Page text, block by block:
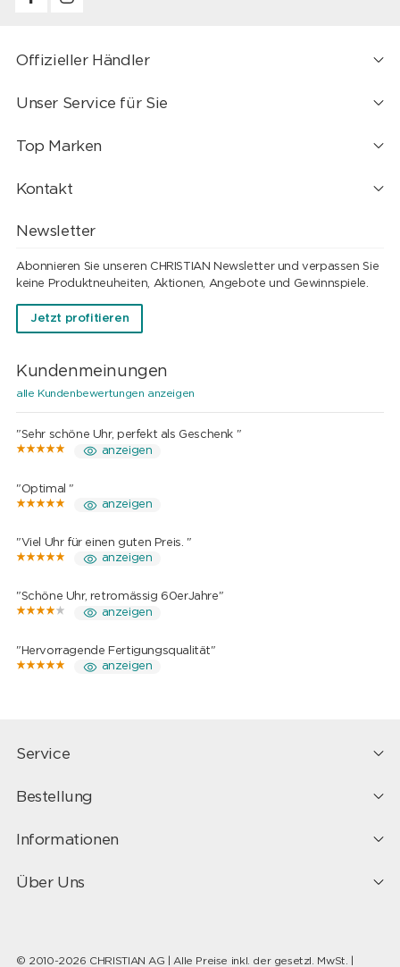
Offizieller Händler
Unser Service für Sie
Top Marken
Kontakt
Newsletter
Abonnieren Sie unseren CHRISTIAN Newsletter und verpassen Sie
keine Produktneuheiten, Aktionen, Angebote und Gewinnspiele.
Jetzt profitieren
Kundenmeinungen
alle Kundenbewertungen anzeigen
"Sehr schöne Uhr, perfekt als Geschenk "
anzeigen
"Optimal "
anzeigen
"Viel Uhr für einen guten Preis. "
anzeigen
"Schöne Uhr, retromässig 60erJahre"
anzeigen
"Hervorragende Fertigungsqualität"
anzeigen
Service
Bestellung
Informationen
Über Uns
© 2010-2026 CHRISTIAN AG | Alle Preise inkl. der gesetzl. MwSt. |